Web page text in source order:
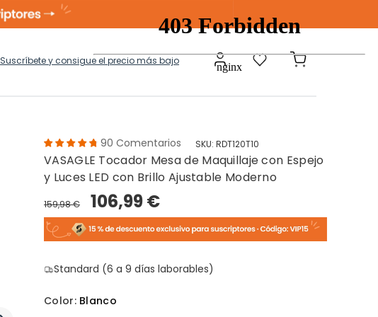
Suscríbete y consigue el precio más bajo
Ropa Modulares
Cestos Ropa Sucia Baules Ottoman
90 Comentarios SKU: RDT120T10
VASAGLE Tocador Mesa de Maquillaje con Espejo
y Luces LED con Brillo Ajustable Moderno
159,98 € 106,99 €
Standard (6 a 9 días laborables)
Color: Blanco